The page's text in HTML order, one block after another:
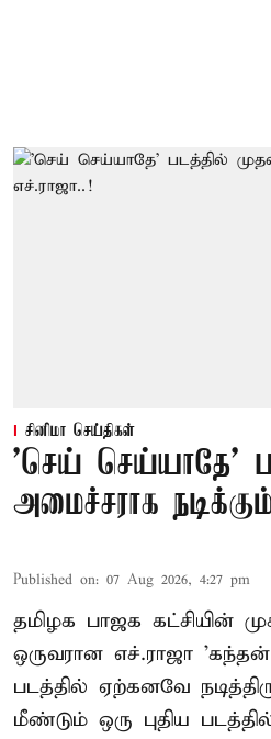
சினிமா செய்திகள்
'செய் செய்யாதே'
அமைச்சராக
Published on: 07 Aug 2026, 4:27 pm
தமிழக பாஜக கட்சியின்
ஒருவரான எச்.ராஜா
படத்தில் ஏற்கனவே
மீண்டும் ஒரு புதிய